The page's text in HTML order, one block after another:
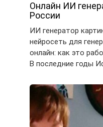
Онлайн ИИ
России
ИИ генератор
нейросеть для
онлайн: как это
В последние годы